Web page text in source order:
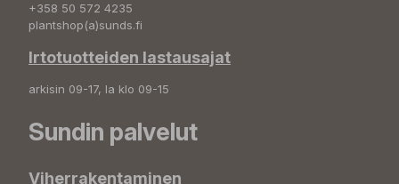
+358 50 572 4235
plantshop(a)sunds.fi
Irtotuotteiden lastausajat
arkisin 09-17, la klo 09-15
Sundin palvelut
Viherrakentaminen